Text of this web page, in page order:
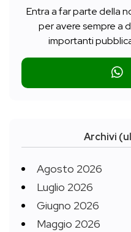
Entra a far parte della
per avere sempre a
importanti
Archivi
Agosto 2026
Luglio 2026
Giugno 2026
Maggio 2026